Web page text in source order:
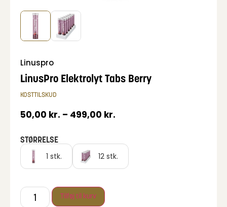
Linuspro
LinusPro Elektrolyt Tabs Berry
KOSTTILSKUD
50,00 kr. – 499,00 kr.
STØRRELSE
1 stk.
12 stk.
Tilføj til kurv